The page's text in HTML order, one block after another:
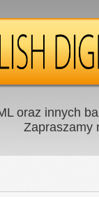
oraz innych
Zapraszamy